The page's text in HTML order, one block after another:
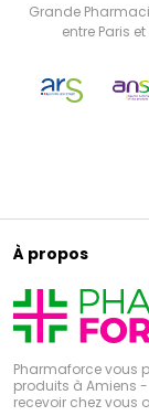
Grande
entre Paris
À propos
Pharmaforce vous
produits à Amiens
recevoir chez vous